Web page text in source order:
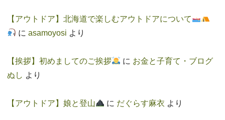
【アウトドア】北海道で楽しむアウトドアについて
に asamoyosi より
【挨拶】初めましてのご挨拶 に お金と子育て・ブログ
ぬし より
【アウトドア】娘と登山 に だぐらす麻衣 より